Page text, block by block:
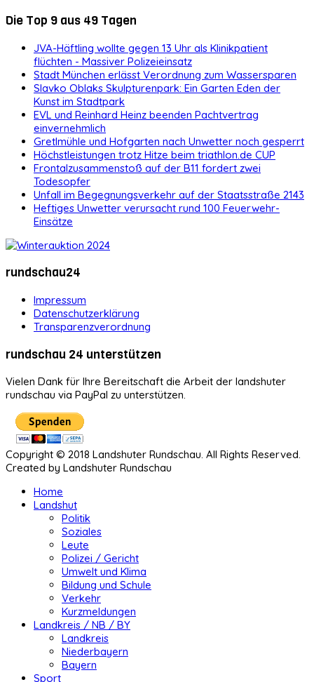
Die Top 9 aus 49 Tagen
JVA-Häftling wollte gegen 13 Uhr als Klinikpatient
flüchten - Massiver Polizeieinsatz
Stadt München erlässt Verordnung zum Wassersparen
Slavko Oblaks Skulpturenpark: Ein Garten Eden der
Kunst im Stadtpark
EVL und Reinhard Heinz beenden Pachtvertrag
einvernehmlich
Gretlmühle und Hofgarten nach Unwetter noch gesperrt
Höchstleistungen trotz Hitze beim triathlon.de CUP
Frontalzusammenstoß auf der B11 fordert zwei
Todesopfer
Unfall im Begegnungsverkehr auf der Staatsstraße 2143
Heftiges Unwetter verursacht rund 100 Feuerwehr-
Einsätze
rundschau24
Impressum
Datenschutzerklärung
Transparenzverordnung
rundschau 24 unterstützen
Vielen Dank für Ihre Bereitschaft die Arbeit der landshuter
rundschau via PayPal zu unterstützen.
Copyright © 2018 Landshuter Rundschau. All Rights Reserved.
Created by Landshuter Rundschau
Home
Landshut
Politik
Soziales
Leute
Polizei / Gericht
Umwelt und Klima
Bildung und Schule
Verkehr
Kurzmeldungen
Landkreis / NB / BY
Landkreis
Niederbayern
Bayern
Sport